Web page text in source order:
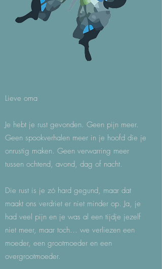
Lieve oma
Je hebt je rust gevonden. Geen pijn meer.
Geen spookverhalen meer in je hoofd die je
onrustig maken. Geen verwarring meer
tussen ochtend, avond, dag of nacht.
Die rust is je zó hard gegund, maar dat
maakt ons verdriet er niet minder op. Ja, je
had veel pijn en je was al een tijdje jezelf
niet meer, maar toch… we verliezen een
moeder, een grootmoeder en een
overgrootmoeder.